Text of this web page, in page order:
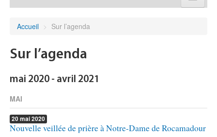
Agenda diocésain
Je donne
Accueil > Sur l’agenda
Sur l’agenda
mai 2020 - avril 2021
MAI
20 mai2020
Nouvelle veillée de prière à Notre-Dame de Rocamadour